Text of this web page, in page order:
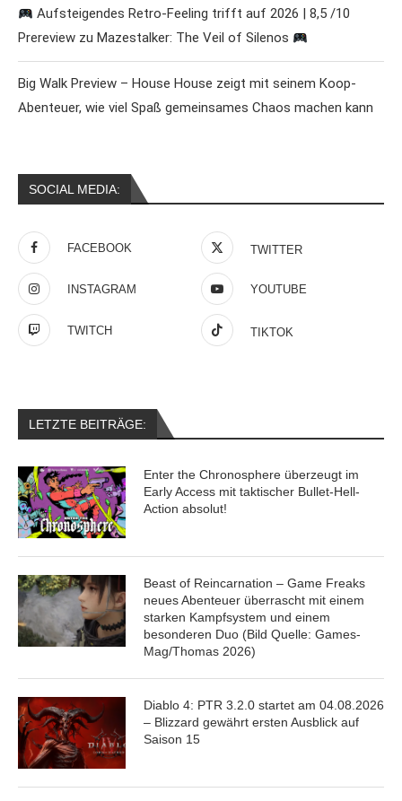
Aufsteigendes Retro-Feeling trifft auf 2026 | 8,5 /10
Prereview zu Mazestalker: The Veil of Silenos
Big Walk Preview – House House zeigt mit seinem Koop-
Abenteuer, wie viel Spaß gemeinsames Chaos machen kann
SOCIAL MEDIA:
FACEBOOK TWITTER
INSTAGRAM YOUTUBE
TWITCH TIKTOK
LETZTE BEITRÄGE:
Enter the Chronosphere überzeugt im
Early Access mit taktischer Bullet-Hell-
Action absolut!
Beast of Reincarnation – Game Freaks
neues Abenteuer überrascht mit einem
starken Kampfsystem und einem
besonderen Duo (Bild Quelle: Games-
Mag/Thomas 2026)
Diablo 4: PTR 3.2.0 startet am 04.08.2026
– Blizzard gewährt ersten Ausblick auf
Saison 15